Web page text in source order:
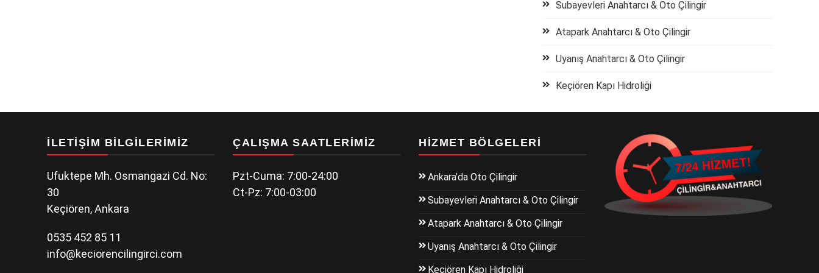
Subayevleri Anahtarcı & Oto Çilingir
Atapark Anahtarcı & Oto Çilingir
Uyanış Anahtarcı & Oto Çilingir
Keçiören Kapı Hidroliği
İLETIŞIM BILGILERIMIZ
Ufuktepe Mh. Osmangazi Cd. No:
30
Keçiören, Ankara
0535 452 85 11
info@keciorencilingirci.com
ÇALIŞMA SAATLERIMIZ
Pzt-Cuma: 7:00-24:00
Ct-Pz: 7:00-03:00
HIZMET BÖLGELERI
Ankara’da Oto Çilingir
Subayevleri Anahtarcı & Oto Çilingir
Atapark Anahtarcı & Oto Çilingir
Uyanış Anahtarcı & Oto Çilingir
Keçiören Kapı Hidroliği